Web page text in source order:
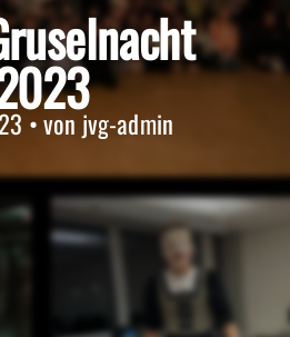
• von jvg-admin